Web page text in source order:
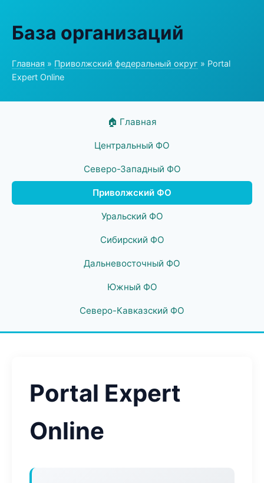
База организаций
Главная » Приволжский федеральный округ » Portal
Expert Online
🏠 Главная
Центральный ФО
Северо-Западный ФО
Приволжский ФО
Уральский ФО
Сибирский ФО
Дальневосточный ФО
Южный ФО
Северо-Кавказский ФО
Portal Expert
Online